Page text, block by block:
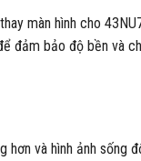
màn hình cho
đảm bảo độ bền và
và hình ảnh sống